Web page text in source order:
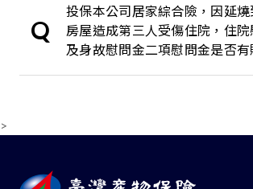
Q
投保本公司居家綜合險，因延
房屋造成第三人受傷住院，住
及身故慰問金二項慰問金是否有
>